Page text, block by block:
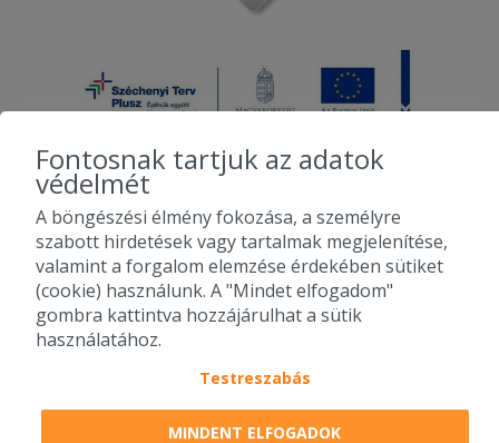
2010-2026 Copyright - Falatozz.hu - Diston-line Kft.
Pizza, gyros, hamburger, menük kedvező áron, egy helyen az összes
étterem ajánlata.
Fontosnak tartjuk az adatok
védelmét
A böngészési élmény fokozása, a személyre
szabott hirdetések vagy tartalmak megjelenítése,
valamint a forgalom elemzése érdekében sütiket
(cookie) használunk. A "Mindet elfogadom"
gombra kattintva hozzájárulhat a sütik
használatához.
Testreszabás
MINDENT ELFOGADOK